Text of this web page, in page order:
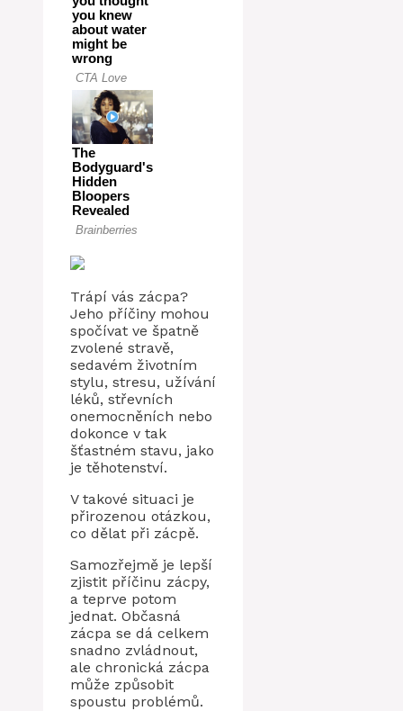
Trápí vás zácpa?
Jeho příčiny mohou
spočívat ve špatně
zvolené stravě,
sedavém životním
stylu, stresu, užívání
léků, střevních
onemocněních nebo
dokonce v tak
šťastném stavu, jako
je těhotenství.
V takové situaci je
přirozenou otázkou,
co dělat při zácpě.
Samozřejmě je lepší
zjistit příčinu zácpy,
a teprve potom
jednat. Občasná
zácpa se dá celkem
snadno zvládnout,
ale chronická zácpa
může způsobit
spoustu problémů.